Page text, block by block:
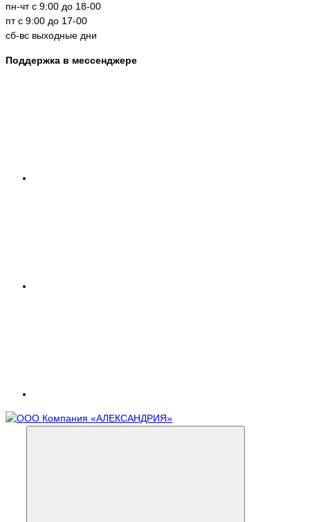
пн-чт с 9:00 до 18-00
пт с 9:00 до 17-00
сб-вс выходные дни
Поддержка в мессенджере